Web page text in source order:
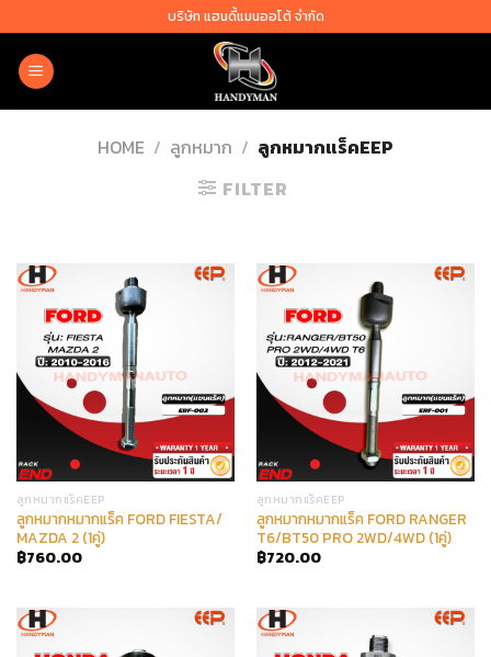
to
content
บริษัท แฮนดี้แมนออโต้ จำกัด
HOME / ลูกหมาก / ลูกหมากแร็คEEP
FILTER
ลูกหมากแร็คEEP
ลูกหมากหมากแร็ค FORD FIESTA/
MAZDA 2 (1คู่)
฿760.00
ลูกหมากแร็คEEP
ลูกหมากหมากแร็ค FORD RANGER
T6/BT50 PRO 2WD/4WD (1คู่)
฿720.00